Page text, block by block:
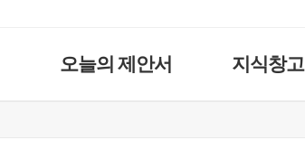
오늘의 제안서 지식창고